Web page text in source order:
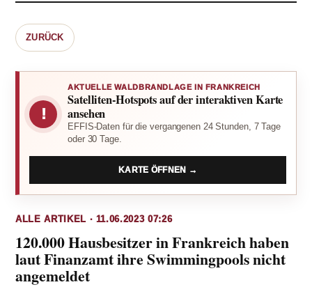
ZURÜCK
!
AKTUELLE WALDBRANDLAGE IN FRANKREICH
Satelliten-Hotspots auf der interaktiven Karte
ansehen
EFFIS-Daten für die vergangenen 24 Stunden, 7 Tage
oder 30 Tage.
KARTE ÖFFNEN →
ALLE ARTIKEL · 11.06.2023 07:26
120.000 Hausbesitzer in Frankreich haben
laut Finanzamt ihre Swimmingpools nicht
angemeldet